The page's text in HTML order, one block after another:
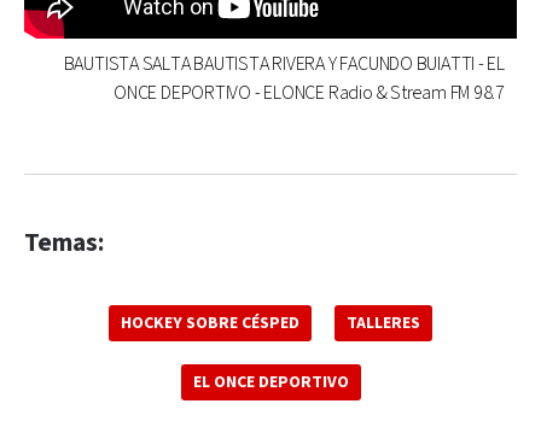
BAUTISTA SALTA BAUTISTA RIVERA Y FACUNDO BUIATTI - EL
ONCE DEPORTIVO - ELONCE Radio & Stream FM 98.7
Temas:
HOCKEY SOBRE CÉSPED TALLERES
EL ONCE DEPORTIVO